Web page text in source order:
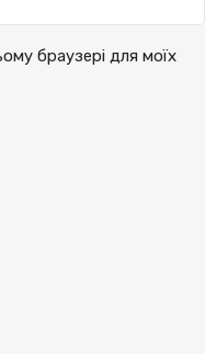
браузері для моїх